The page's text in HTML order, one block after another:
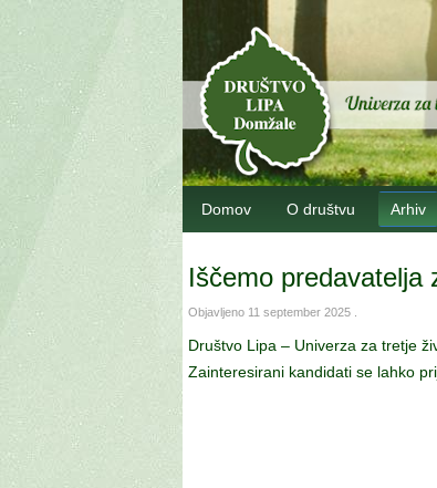
Domov O društvu Arhiv
Iščemo predavatelja
Objavljeno 11 september 2025
Društvo Lipa – Univerza za tretje
Zainteresirani kandidati se lahko